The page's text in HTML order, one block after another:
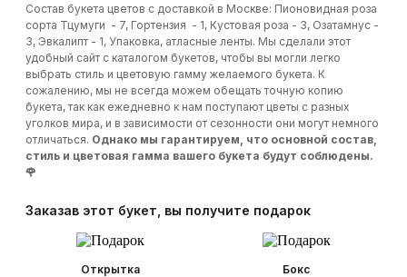
Состав букета цветов с доставкой в Москве: Пионовидная роза
сорта Тцумуги - 7, Гортензия - 1, Кустовая роза - 3, Озатамнус -
3, Эвкалипт - 1, Упаковка, атласные ленты. Мы сделали этот
удобный сайт с каталогом букетов, чтобы вы могли легко
выбрать стиль и цветовую гамму желаемого букета. К
сожалению, мы не всегда можем обещать точную копию
букета, так как ежедневно к нам поступают цветы с разных
уголков мира, и в зависимости от сезонности они могут немного
отличаться. Однако мы гарантируем, что основной состав,
стиль и цветовая гамма вашего букета будут соблюдены.
🌹
Заказав этот букет, вы получите подарок
Открытка Бокс